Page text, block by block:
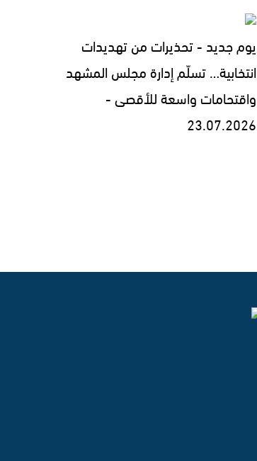
يوم جديد - تحذيرات من تهديدات
انتخابية… تسلّم إدارة مجلس المشهد
واقتحامات واسعة للأقصى -
23.07.2026